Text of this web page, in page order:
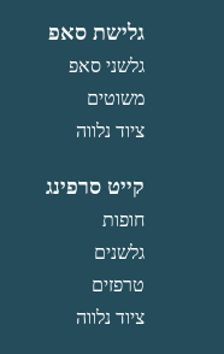
גלישת סאפ
גלשני סאפ
משוטים
ציוד נלווה
קייט סרפינג
חופות
גלשנים
טרפזים
ציוד נלווה